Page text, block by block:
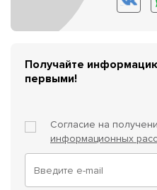
Получайте
первыми!
Согласие на
информационных